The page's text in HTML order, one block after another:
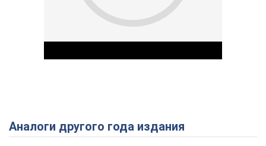
Play Video
Аналоги другого года издания